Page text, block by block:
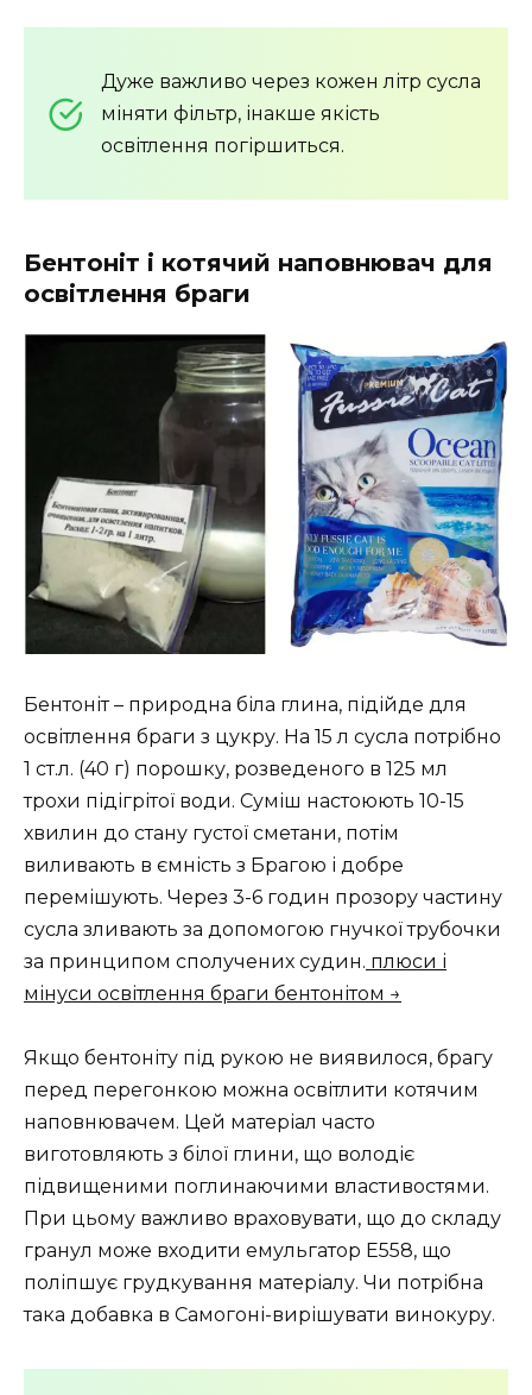
Дуже важливо через кожен літр сусла
міняти фільтр, інакше якість
освітлення погіршиться.
Бентоніт і котячий наповнювач для
освітлення браги
Бентоніт – природна біла глина, підійде для
освітлення браги з цукру. На 15 л сусла потрібно
1 ст.л. (40 г) порошку, розведеного в 125 мл
трохи підігрітої води. Суміш настоюють 10-15
хвилин до стану густої сметани, потім
виливають в ємність з Брагою і добре
перемішують. Через 3-6 годин прозору частину
сусла зливають за допомогою гнучкої трубочки
за принципом сполучених судин. плюси і
мінуси освітлення браги бентонітом →
Якщо бентоніту під рукою не виявилося, брагу
перед перегонкою можна освітлити котячим
наповнювачем. Цей матеріал часто
виготовляють з білої глини, що володіє
підвищеними поглинаючими властивостями.
При цьому важливо враховувати, що до складу
гранул може входити емульгатор Е558, що
поліпшує грудкування матеріалу. Чи потрібна
така добавка в Самогоні-вирішувати винокуру.